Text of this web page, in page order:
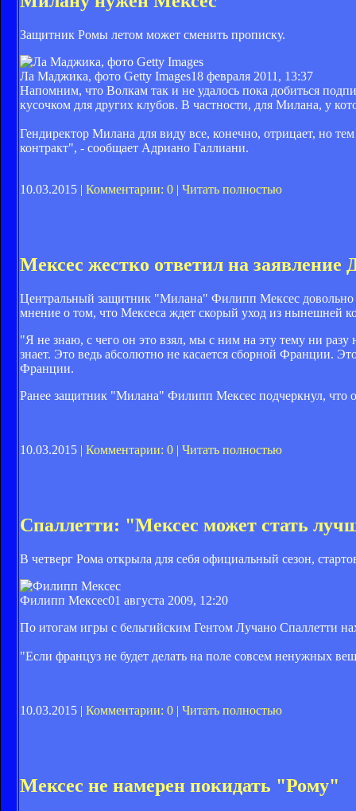
Защитник Ромы летом может сменить прописку.
Ла Маджика, фото Getty Images18 февраля 2011, 13:37
Напомним, что Волкам так и не удалось пока добиться
кусочком для других клубов. В частности, для Милана, у
Гендиректор Милана для виду все, конечно, отрицает, но
контракт", - сообщает Адриано Галлиани.
10.03.2015 | Комментарии: 0 | Читать полностью
Мексес жестко ответил на
Центральный защитник "Милана" Филипп Мексес довольно
мнение о том, что Мексеса ждет скорый уход из нынешней
"Я не знаю, с чего он это взял, мы с ним на эту тему ни
знает. Это ведь абсолютно не касается сборной Франции.
Франции.
Ранее защитник "Милана" Филипп Мексес подчеркнул, что
10.03.2015 | Комментарии: 0 | Читать полностью
Спаллетти: "Мексес может стать
В четверг Рома открыла для себя официальный сезон,
Филипп Мексес01 августа 2009, 12:20
По итогам игры с бельгийским Гентом Лучано Спаллетти
"Если француз не будет делать на поле совсем ненужных
10.03.2015 | Комментарии: 0 | Читать полностью
Мексес не намерен покидать "Рому"